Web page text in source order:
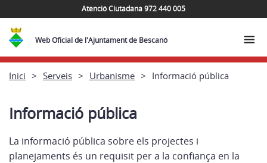
Atenció Ciutadana 972 440 005
Web Oficial de l'Ajuntament de Bescanó
Inici Serveis Urbanisme Informació pública
Informació pública
La informació pública sobre els projectes i
planejaments és un requisit per a la confiança en la